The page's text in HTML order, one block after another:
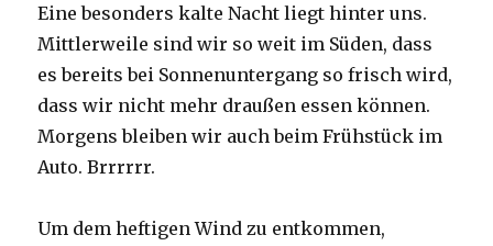
Eine besonders kalte Nacht liegt hinter uns.
Mittlerweile sind wir so weit im Süden, dass
es bereits bei Sonnenuntergang so frisch wird,
dass wir nicht mehr draußen essen können.
Morgens bleiben wir auch beim Frühstück im
Auto. Brrrrrr.
Um dem heftigen Wind zu entkommen,